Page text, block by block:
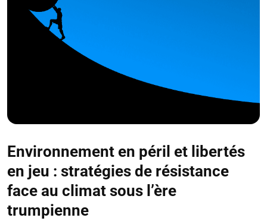
Environnement en péril et libertés
en jeu : stratégies de résistance
face au climat sous l’ère
trumpienne